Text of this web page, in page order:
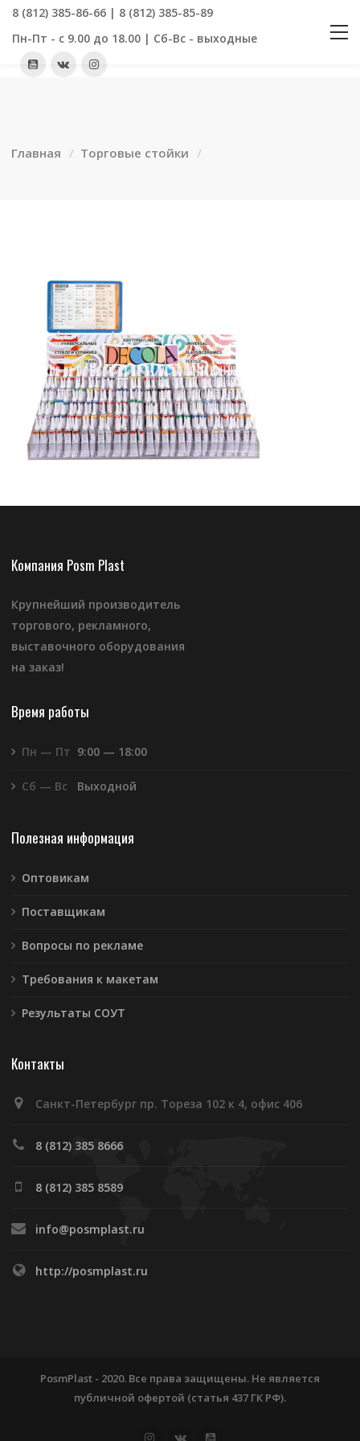
8 (812) 385-86-66 | 8 (812) 385-85-89
Пн-Пт - с 9.00 до 18.00 | Сб-Вс - выходные
Главная Торговые стойки
Компания Posm Plast
Крупнейший производитель
торгового, рекламного,
выставочного оборудования
на заказ!
Время работы
Пн — Пт 9:00 — 18:00
Сб — Вс Выходной
Полезная информация
Оптовикам
Поставщикам
Вопросы по рекламе
Требования к макетам
Результаты СОУТ
Контакты
Санкт-Петербург пр. Тореза 102 к 4, офис 406
8 (812) 385 8666
8 (812) 385 8589
info@posmplast.ru
http://posmplast.ru
PosmPlast - 2020. Все права защищены. Не является
публичной офертой (статья 437 ГК РФ).